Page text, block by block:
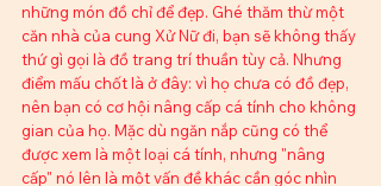
những món đồ chỉ để đẹp. Ghé thăm thừ một
căn nhà của cung Xử Nữ đi, bạn sẽ không thấy
thứ gì gọi là đồ trang trí thuần tùy cả. Nhưng
điểm mấu chốt là ở đây: vì họ chưa có đồ đẹp,
nên bạn có cơ hội nâng cấp cá tính cho không
gian của họ. Mặc dù ngăn nắp cũng có thể
được xem là một loại cá tính, nhưng "nâng
cấp" nó lên là một vấn đề khác cần góc nhìn